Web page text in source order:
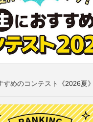
すめのコンテスト《2026夏》